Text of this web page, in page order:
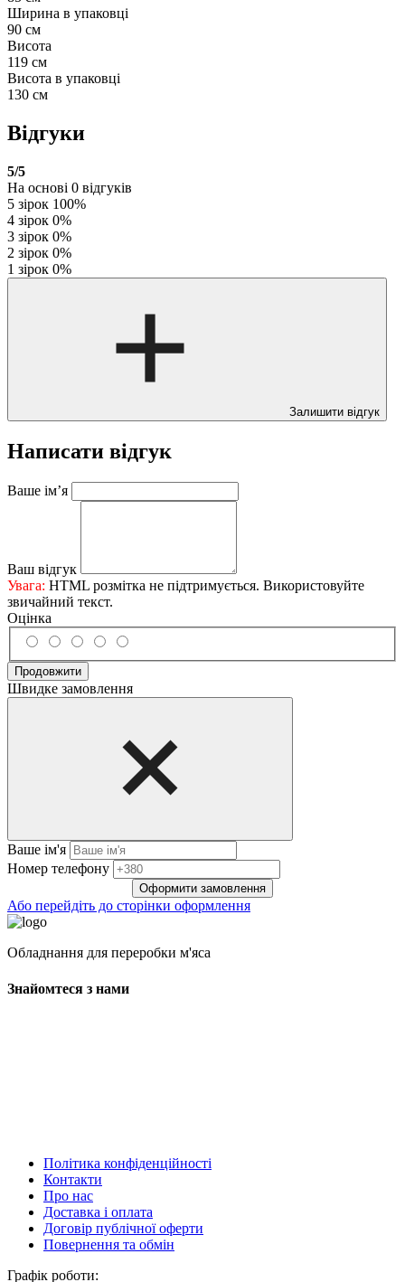
Ширина в упаковці
90 см
Висота
119 см
Висота в упаковці
130 см
Відгуки
5/5
На основі 0 відгуків
5 зірок 100%
4 зірок 0%
3 зірок 0%
2 зірок 0%
1 зірок 0%
Залишити відгук
Написати відгук
Ваше ім’я
Ваш відгук
Увага: HTML розмітка не підтримується. Використовуйте
звичайний текст.
Оцінка
Продовжити
Швидке замовлення
Ваше ім'я
Нoмep тeлeфoнy
Оформити замовлення
Або перейдіть до сторінки оформлення
Обладнання для переробки м'яса
Знайомтеся з нами
Політика конфіденційності
Контакти
Про нас
Доставка і оплата
Договір публічної оферти
Повернення та обмін
Графік роботи: